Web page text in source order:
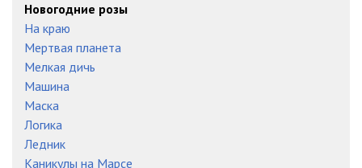
Новогодние розы
На краю
Мертвая планета
Мелкая дичь
Машина
Маска
Логика
Ледник
Каникулы на Марсе